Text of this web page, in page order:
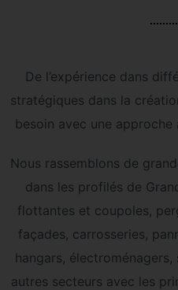
De l’expérience dans
stratégiques dans la
besoin avec une
Nous rassemblons de
dans les profilés de
flottantes et coupoles,
façades, carrosseries,
hangars, électroménagers,
autres secteurs avec les